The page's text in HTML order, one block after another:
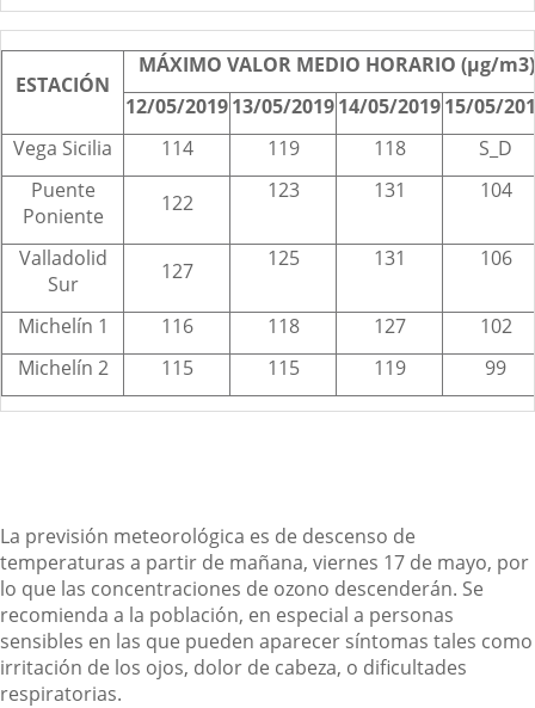
ESTACIÓN
MÁXIMO VALOR MEDIO HORARIO (µg/m3)
12/05/201913/05/201914/05/201915/05/
Vega Sicilia
114 119 118
S_D
Puente
Poniente
122 123 131 104
Valladolid
Sur
127 125 131 106
Michelín 1 116 118 127
102
Michelín 2
115 115 119 99
La previsión meteorológica es de descenso de
temperaturas a partir de mañana, viernes 17 de mayo, por
lo que las concentraciones de ozono descenderán. Se
recomienda a la población, en especial a personas
sensibles en las que pueden aparecer síntomas tales como
irritación de los ojos, dolor de cabeza, o dificultades
respiratorias.